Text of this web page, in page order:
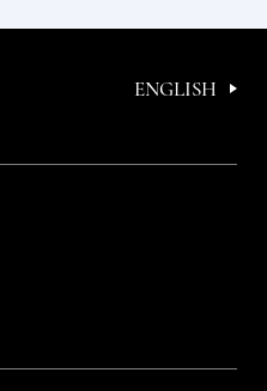
ENGLISH